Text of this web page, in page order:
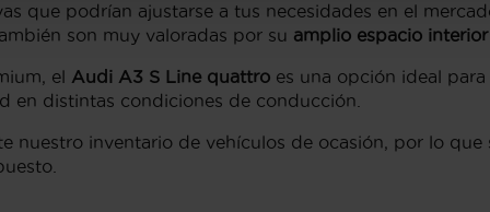
que podrían ajustarse a tus necesidades en el
son muy valoradas por su amplio espacio interior
el Audi A3 S Line quattro es una opción ideal
en distintas condiciones de conducción.
nuestro inventario de vehículos de ocasión, por lo